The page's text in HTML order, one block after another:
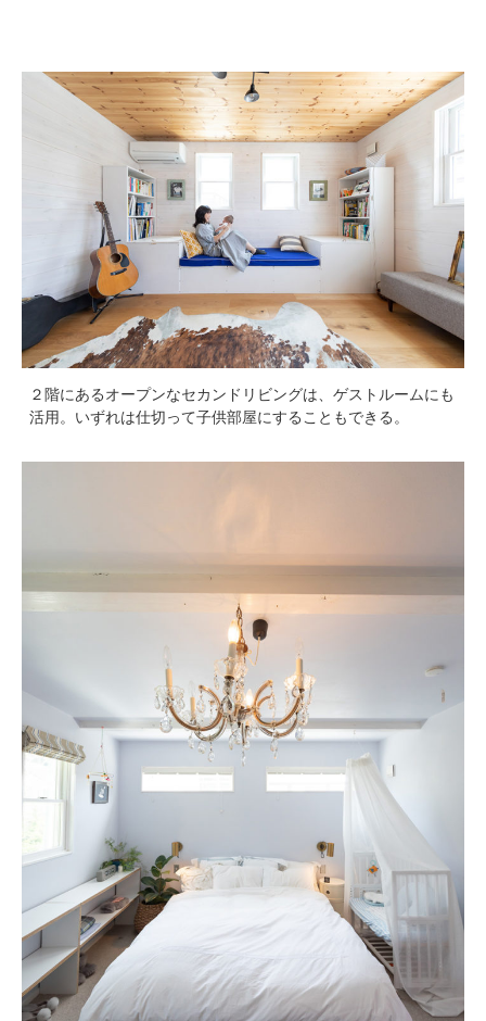
２階にあるオープンなセカンドリビングは、ゲストルームにも
活用。いずれは仕切って子供部屋にすることもできる。